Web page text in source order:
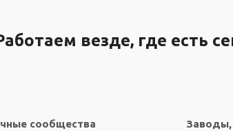
везде, где есть
сообщества Заводы,